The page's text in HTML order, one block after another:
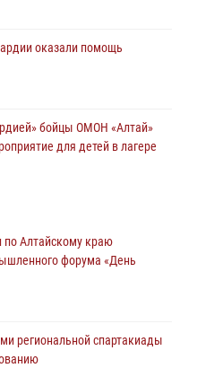
оказали помощь
бойцы ОМОН «Алтай»
для детей в лагере
с юными пограничниками
по Алтайскому краю
форума «День
региональной спартакиады